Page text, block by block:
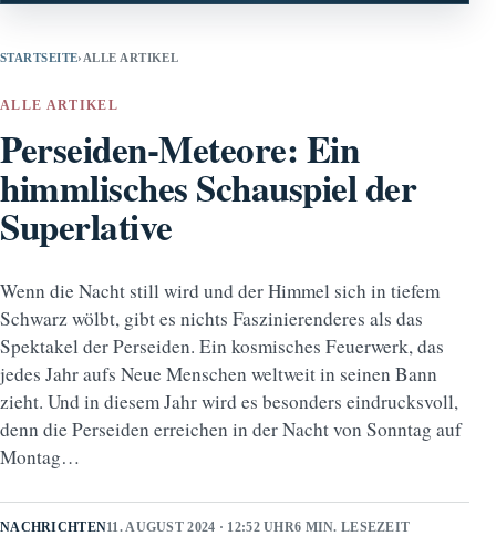
STARTSEITE› ALLE ARTIKEL
ALLE ARTIKEL
Perseiden-Meteore: Ein
himmlisches Schauspiel der
Superlative
Wenn die Nacht still wird und der Himmel sich in tiefem
Schwarz wölbt, gibt es nichts Faszinierenderes als das
Spektakel der Perseiden. Ein kosmisches Feuerwerk, das
jedes Jahr aufs Neue Menschen weltweit in seinen Bann
zieht. Und in diesem Jahr wird es besonders eindrucksvoll,
denn die Perseiden erreichen in der Nacht von Sonntag auf
Montag…
NACHRICHTEN11. AUGUST 2024 · 12:52 UHR6 MIN. LESEZEIT